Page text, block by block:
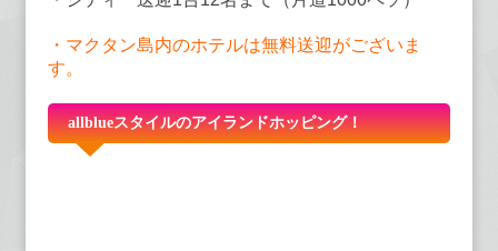
・マクタン島内のホテルは無料送迎がございま
す。
allblueスタイルのアイランドホッピング！